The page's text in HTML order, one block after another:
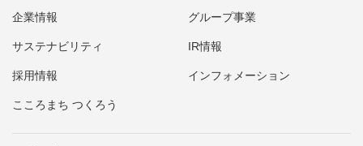
企業情報 グループ事業
サステナビリティ IR情報
採用情報 インフォメーション
こころまち つくろう